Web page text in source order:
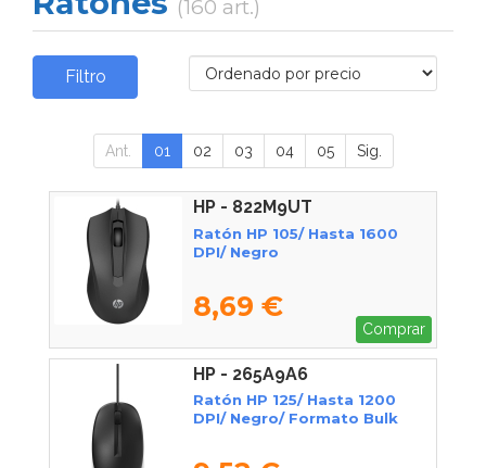
(160 art.)
Filtro
Ant. 01 02 03 04 05 Sig.
HP - 822M9UT
Ratón HP 105/ Hasta 1600
DPI/ Negro
8,69 €
Comprar
HP - 265A9A6
Ratón HP 125/ Hasta 1200
DPI/ Negro/ Formato Bulk